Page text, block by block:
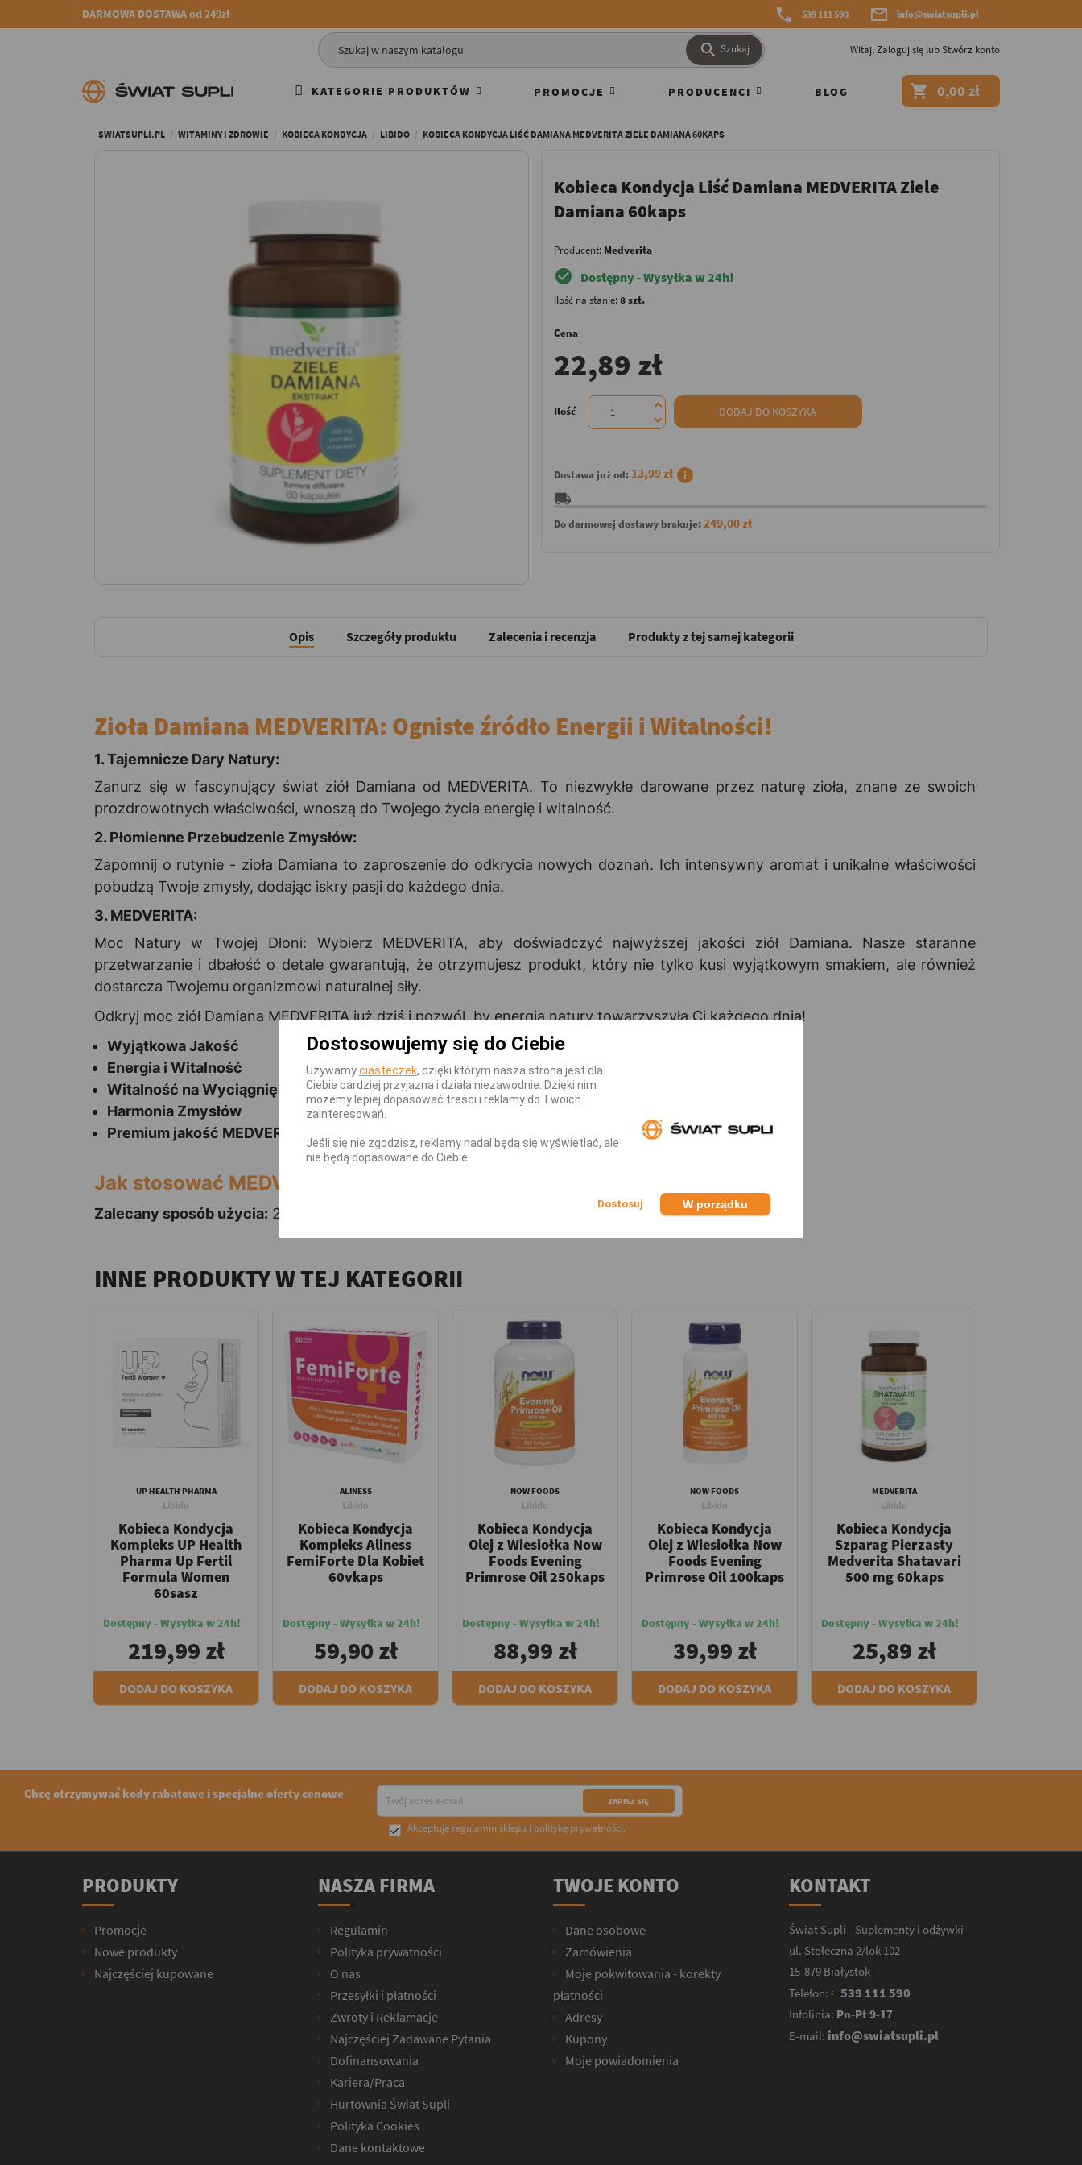
DARMOWA DOSTAWA od 249zł  539 111 590  info@swiatsupli.pl
 Szukaj Witaj,Zaloguj się lubStwórz konto
KATEGORIE PRODUKTÓW PROMOCJE PRODUCENCI BLOG  0,00 zł
SWIATSUPLI.PL WITAMINY I ZDROWIE KOBIECA KONDYCJA LIBIDO KOBIECA KONDYCJA LIŚĆ DAMIANA MEDVERITA ZIELE DAMIANA 60KAPS
Kobieca Kondycja Liść Damiana MEDVERITA Ziele
Damiana 60kaps
Producent: Medverita
check_circle Dostępny - Wysyłka w 24h!
Ilość na stanie:8 szt.
Cena
22,89 zł
Ilość DODAJ DO KOSZYKA
Dostawa już od: 13,99 zł info
local_shipping
Do darmowej dostawy brakuje: 249,00 zł
Opis Szczegóły produktu Zalecenia i recenzja Produkty z tej samej kategorii
Zioła Damiana MEDVERITA: Ogniste źródło Energii i Witalności!
1. Tajemnicze Dary Natury:
Zanurz się w fascynujący świat ziół Damiana od MEDVERITA. To niezwykłe darowane przez naturę zioła, znane ze swoich
prozdrowotnych właściwości, wnoszą do Twojego życia energię i witalność.
2. Płomienne Przebudzenie Zmysłów:
Zapomnij o rutynie - zioła Damiana to zaproszenie do odkrycia nowych doznań. Ich intensywny aromat i unikalne właściwości
pobudzą Twoje zmysły, dodając iskry pasji do każdego dnia.
3. MEDVERITA:
Moc Natury w Twojej Dłoni: Wybierz MEDVERITA, aby doświadczyć najwyższej jakości ziół Damiana. Nasze staranne
przetwarzanie i dbałość o detale gwarantują, że otrzymujesz produkt, który nie tylko kusi wyjątkowym smakiem, ale również
dostarcza Twojemu organizmowi naturalnej siły.
Odkryj moc ziół Damiana MEDVERITA już dziś i pozwól, by energia natury towarzyszyła Ci każdego dnia!
Wyjątkowa Jakość
Energia i Witalność
Witalność na Wyciągnięcie Ręki
Harmonia Zmysłów
Premium jakość MEDVERITA
Jak stosować MEDVERITA Ziele Damiana 60kaps?
Zalecany sposób użycia: 2 kapsułki dziennie, najlepiej w trakcie posiłku.
INNE PRODUKTY W TEJ KATEGORII
UP HEALTH PHARMA
Libido
Kobieca Kondycja
Kompleks UP Health
Pharma Up Fertil
Formula Women
60sasz
Dostępny - Wysyłka w 24h!
219,99 zł
DODAJ DO KOSZYKA
ALINESS
Libido
Kobieca Kondycja
Kompleks Aliness
FemiForte Dla Kobiet
60vkaps
Dostępny - Wysyłka w 24h!
59,90 zł
DODAJ DO KOSZYKA
NOW FOODS
Libido
Kobieca Kondycja
Olej z Wiesiołka Now
Foods Evening
Primrose Oil 250kaps
Dostępny - Wysyłka w 24h!
88,99 zł
DODAJ DO KOSZYKA
NOW FOODS
Libido
Kobieca Kondycja
Olej z Wiesiołka Now
Foods Evening
Primrose Oil 100kaps
Dostępny - Wysyłka w 24h!
39,99 zł
DODAJ DO KOSZYKA
MEDVERITA
Libido
Kobieca Kondycja
Szparag Pierzasty
Medverita Shatavari
500 mg 60kaps
Dostępny - Wysyłka w 24h!
25,89 zł
DODAJ DO KOSZYKA
Chcę otrzymywać kody rabatowe i specjalne oferty cenowe
 Akceptuję regulamin sklepu i politykę prywatności.
Dostosowujemy się do Ciebie
Używamyciasteczek, dzięki którym nasza strona jest dla
Ciebie bardziej przyjazna i działa niezawodnie. Dzięki nim
możemy lepiej dopasować treści i reklamy do Twoich
zainteresowań.
Jeśli się nie zgodzisz, reklamy nadal będą się wyświetlać, ale
nie będą dopasowane do Ciebie.
W porządku
PRODUKTY
Promocje
Nowe produkty
Najczęściej kupowane
NASZA FIRMA
Regulamin
Polityka prywatności
O nas
Przesyłki i płatności
Zwroty i Reklamacje
Najczęściej Zadawane Pytania
Dofinansowania
Kariera/Praca
Hurtownia Świat Supli
Polityka Cookies
Dane kontaktowe
TWOJE KONTO
Dane osobowe
Zamówienia
Moje pokwitowania - korekty
płatności
Adresy
Kupony
Moje powiadomienia
KONTAKT
Świat Supli - Suplementy i odżywki
ul. Stołeczna 2/lok 102
15-879 Białystok
Telefon:
539 111 590
Infolinia: Pn-Pt 9-17
E-mail: info@swiatsupli.pl